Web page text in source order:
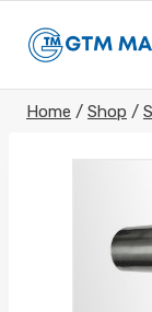
Home / Shop /